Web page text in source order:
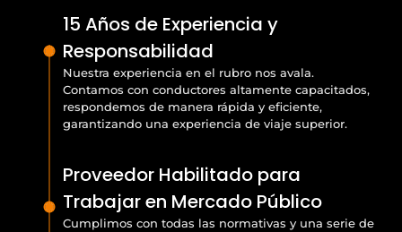
15 Años de Experiencia y
Responsabilidad
Nuestra experiencia en el rubro nos avala.
Contamos con conductores altamente capacitados,
respondemos de manera rápida y eficiente,
garantizando una experiencia de viaje superior.
Proveedor Habilitado para
Trabajar en Mercado Público
Cumplimos con todas las normativas y una serie de